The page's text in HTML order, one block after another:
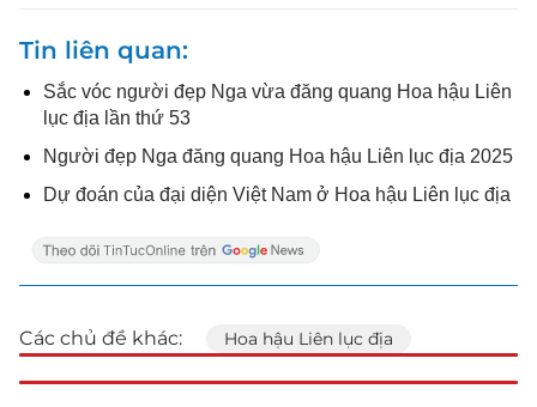
Tin liên quan
Sắc vóc người đẹp Nga vừa đăng quang Hoa hậu Liên
lục địa lần thứ 53
Người đẹp Nga đăng quang Hoa hậu Liên lục địa 2025
Dự đoán của đại diện Việt Nam ở Hoa hậu Liên lục địa
Các chủ đề khác: Hoa hậu Liên lục địa